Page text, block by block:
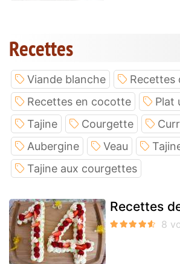
Recettes
Viande blanche
Recettes
Recettes en cocotte
Plat
Tajine
Courgette
Aubergine
Veau
Tajine aux courgettes
Recettes